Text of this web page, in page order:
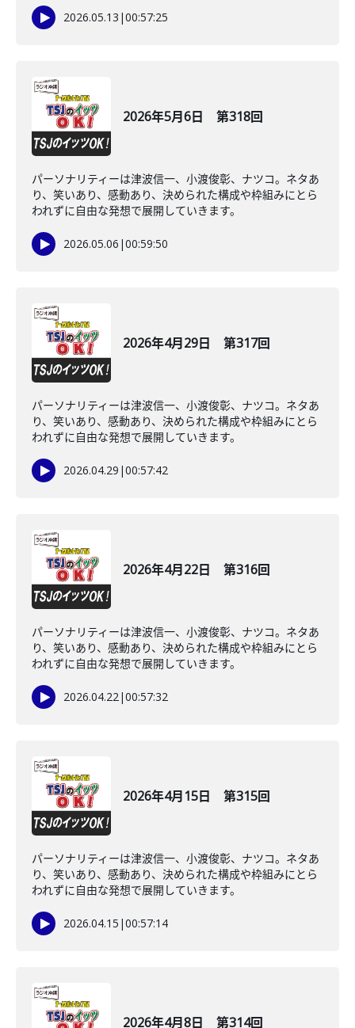
2026.05.13 |00:57:25
2026年5月6日 第318回
パーソナリティーは津波信一、小渡俊彰、ナツコ。ネタあ
り、笑いあり、感動あり、決められた構成や枠組みにとら
われずに自由な発想で展開していきます。
2026.05.06 |00:59:50
2026年4月29日 第317回
パーソナリティーは津波信一、小渡俊彰、ナツコ。ネタあ
り、笑いあり、感動あり、決められた構成や枠組みにとら
われずに自由な発想で展開していきます。
2026.04.29 |00:57:42
2026年4月22日 第316回
パーソナリティーは津波信一、小渡俊彰、ナツコ。ネタあ
り、笑いあり、感動あり、決められた構成や枠組みにとら
われずに自由な発想で展開していきます。
2026.04.22|00:57:32
2026年4月15日 第315回
パーソナリティーは津波信一、小渡俊彰、ナツコ。ネタあ
り、笑いあり、感動あり、決められた構成や枠組みにとら
われずに自由な発想で展開していきます。
2026.04.15 |00:57:14
2026年4月8日 第314回